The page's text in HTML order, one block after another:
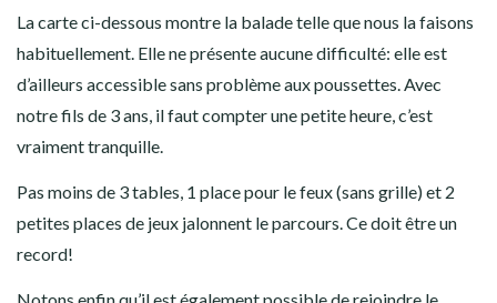
La carte ci-dessous montre la balade telle que nous la faisons
habituellement. Elle ne présente aucune difficulté: elle est
d’ailleurs accessible sans problème aux poussettes. Avec
notre fils de 3 ans, il faut compter une petite heure, c’est
vraiment tranquille.
Pas moins de 3 tables, 1 place pour le feux (sans grille) et 2
petites places de jeux jalonnent le parcours. Ce doit être un
record!
Notons enfin qu’il est également possible de rejoindre le